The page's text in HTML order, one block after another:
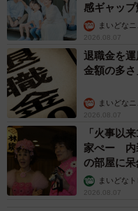
感ギャップ
まいどな
2026.08.07
退職金を
金額の多
まいどな
2026.08.07
「火事以
家ぺー 内
の部屋に呆
まいどな
2026.08.07